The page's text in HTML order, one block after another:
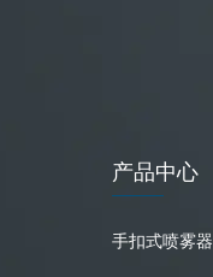
产品中心
手扣式喷雾器